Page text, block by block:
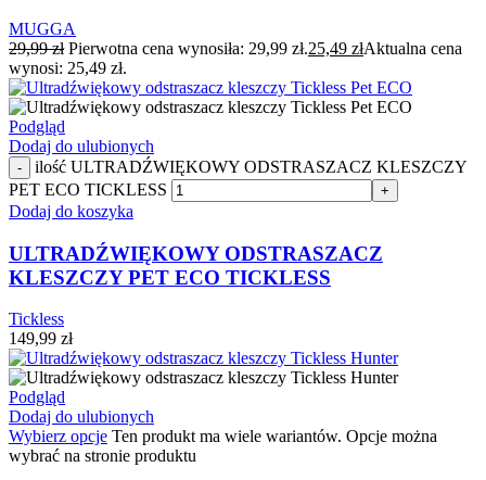
MUGGA
29,99zł Pierwotna cena wynosiła: 29,99 zł.25,49 złAktualna cena
wynosi: 25,49 zł.
Podgląd
Dodaj do ulubionych
-
ilość ULTRADŹWIĘKOWY ODSTRASZACZ KLESZCZY
PET ECO TICKLESS
+
Dodaj do koszyka
ULTRADŹWIĘKOWY ODSTRASZACZ
KLESZCZY PET ECO TICKLESS
Tickless
149,99 zł
Podgląd
Dodaj do ulubionych
Wybierz opcje Ten produkt ma wiele wariantów. Opcje można
wybrać na stronie produktu